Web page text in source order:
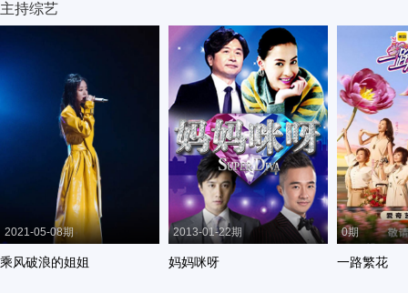
主持综艺
2021-05-08期
乘风破浪的姐姐
2013-01-22期
妈妈咪呀
0期
一路繁花